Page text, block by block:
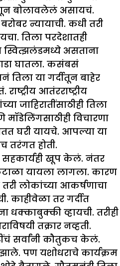
बोलावलेलं असायचं.
न्यायाची. कधी तरी
तिला परदेशातही
स्वित्झलंडमध्ये असताना
घातला. कसंबसं
तिला या गर्दीतून बाहेर
आतंरराष्ट्रीय
जाहिरातींसाठीही तिला
विचारणा
घरी यायचे. आपल्या या
तरंगत होती.
सहकार्यही खूप केलं. नंतर
यायला लागला. कारण
लोकांच्या आकर्षणाचा
काहीवेळा तर गर्दीत
धक्काबुक्की व्हायची. तरीही
तक्रार नव्हती.
सर्वांनी कौतुकच केलं.
पण यशोधराचे कार्यक्रम